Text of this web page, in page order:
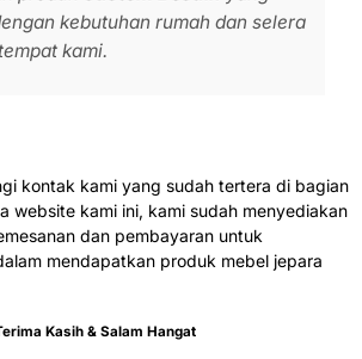
kebutuhan rumah dan selera
kami.
kontak kami yang sudah tertera di bagian
website kami ini, kami sudah menyediakan
dan pembayaran untuk
mendapatkan produk mebel jepara
Kasih & Salam Hangat